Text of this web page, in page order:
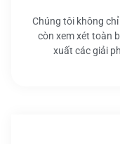
Chúng tôi không
còn xem xét toàn
xuất các giải